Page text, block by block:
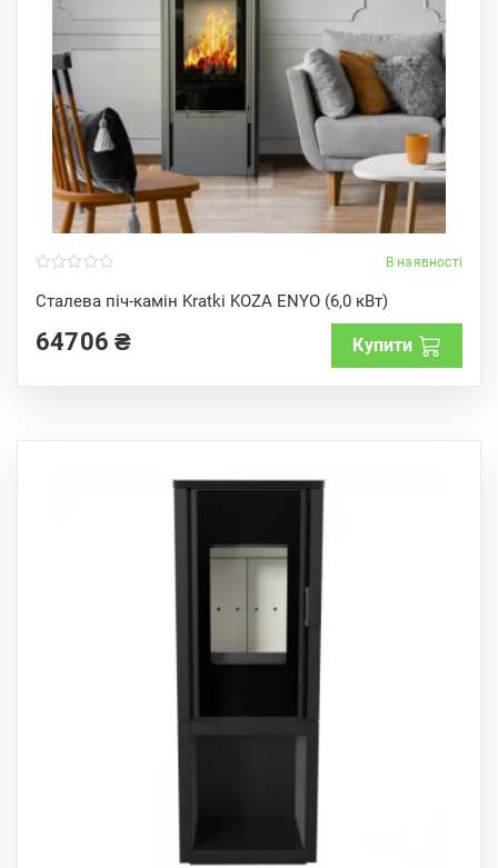
В наявності
Сталева піч-камін Kratki KOZA ENYO (6,0 кВт)
o
u
o
f64706₴ Купити